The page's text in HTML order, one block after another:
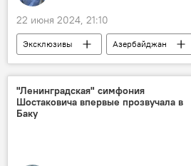
22 июня 2024, 21:10
Эксклюзивы
Азербайджан
Иностранные инвестиции
Рост
Топ
ОАЭ
Австрия
Швейцария
Россия
"Ленинградская" симфония
Шостаковича впервые прозвучала в
Баку